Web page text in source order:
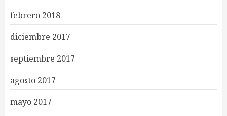
febrero 2018
diciembre 2017
septiembre 2017
agosto 2017
mayo 2017